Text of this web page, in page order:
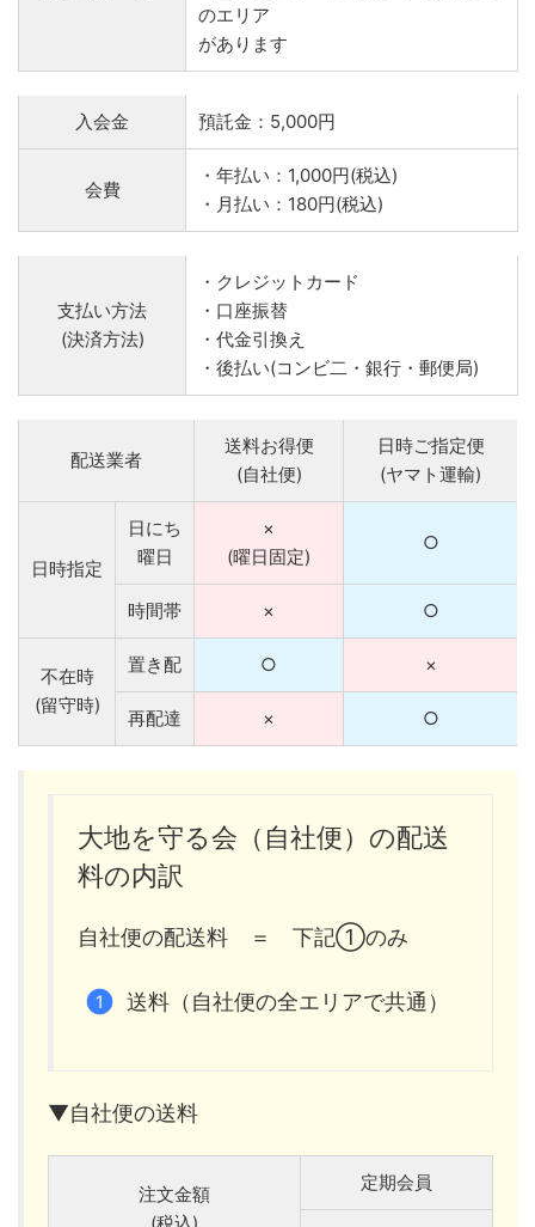
のエリア
があります
入会金 預託金：5,000円
会費
・年払い：1,000円(税込)
・月払い：180円(税込)
支払い方法
(決済方法)
・クレジットカード
・口座振替
・代金引換え
・後払い(コンビ二・銀行・郵便局)
配送業者
送料お得便
(自社便)
日時ご指定便
(ヤマト運輸)
日時指定
日にち
曜日
×
(曜日固定)
○
時間帯 × ○
不在時
(留守時)
置き配 ○ ×
再配達 × ○
大地を守る会（自社便）の配送
料の内訳
自社便の配送料 ＝ 下記①のみ
送料（自社便の全エリアで共通）
▼自社便の送料
注文金額
定期会員